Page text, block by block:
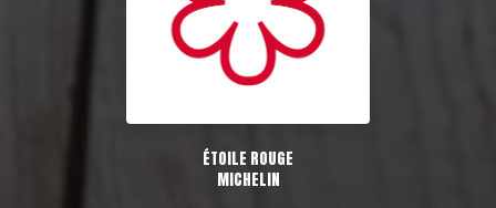
ÉTOILE ROUGE
MICHELIN